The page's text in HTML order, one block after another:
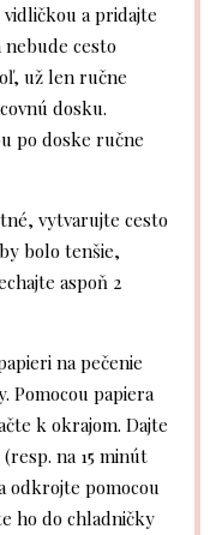
a pridajte
nebude cesto
už len ručne
dosku.
po doske ručne
vytvarujte cesto
bolo tenšie,
aspoň 2
na pečenie
Pomocou papiera
k okrajom. Dajte
na 15 minút
odkrojte pomocou
ho do chladničky